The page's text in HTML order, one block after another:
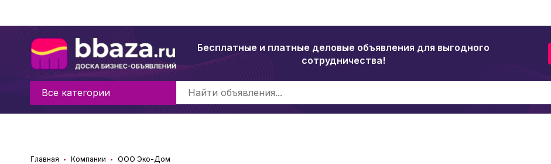
Бесплатные и платные деловые объявления для выгодного
сотрудничества!
Все категории
Главная Компании ООО Эко-Дом